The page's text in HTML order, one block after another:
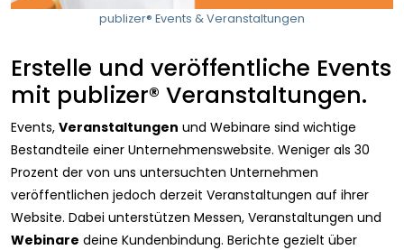
publizer® Events & Veranstaltungen
Erstelle und veröffentliche Events
mit publizer® Veranstaltungen.
Events, Veranstaltungen und Webinare sind wichtige
Bestandteile einer Unternehmenswebsite. Weniger als 30
Prozent der von uns untersuchten Unternehmen
veröffentlichen jedoch derzeit Veranstaltungen auf ihrer
Website. Dabei unterstützen Messen, Veranstaltungen und
Webinare deine Kundenbindung. Berichte gezielt über